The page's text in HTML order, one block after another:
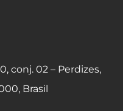
conj. 02 – Perdizes,
Brasil